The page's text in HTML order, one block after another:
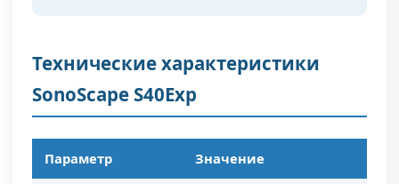
Технические характеристики
SonoScape S40Exp
Параметр Значение